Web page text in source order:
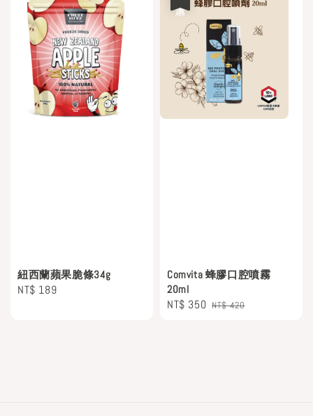
紐西蘭蘋果脆條34g
Regular
NT$ 189
Comvita 蜂膠口腔噴霧
20ml
Sale
NT$ 350 Regular
NT$ 420